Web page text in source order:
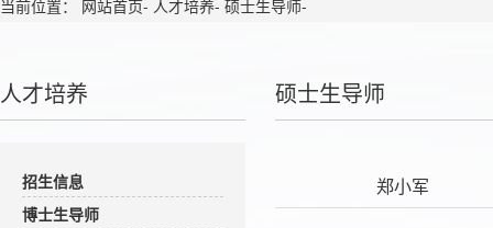
当前位置： 网站首页- 人才培养- 硕士生导师-
人才培养
招生信息
博士生导师
硕士生导师
郑小军